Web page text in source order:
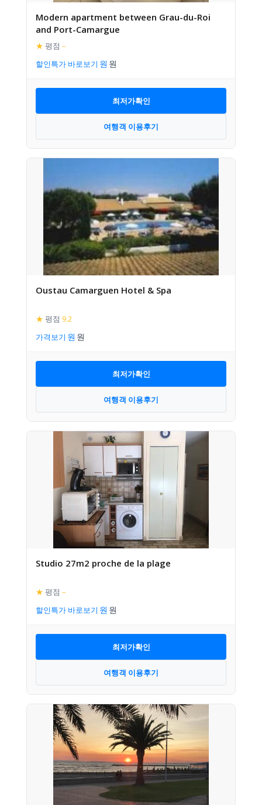
Modern apartment between Grau-du-Roi
and Port-Camargue
★ 평점 –
할인특가 바로보기
최저가확인
여행객 이용후기
Oustau Camarguen Hotel & Spa
★ 평점 9.2
가격보기
최저가확인
여행객 이용후기
Studio 27m2 proche de la plage
★ 평점 –
할인특가 바로보기
최저가확인
여행객 이용후기